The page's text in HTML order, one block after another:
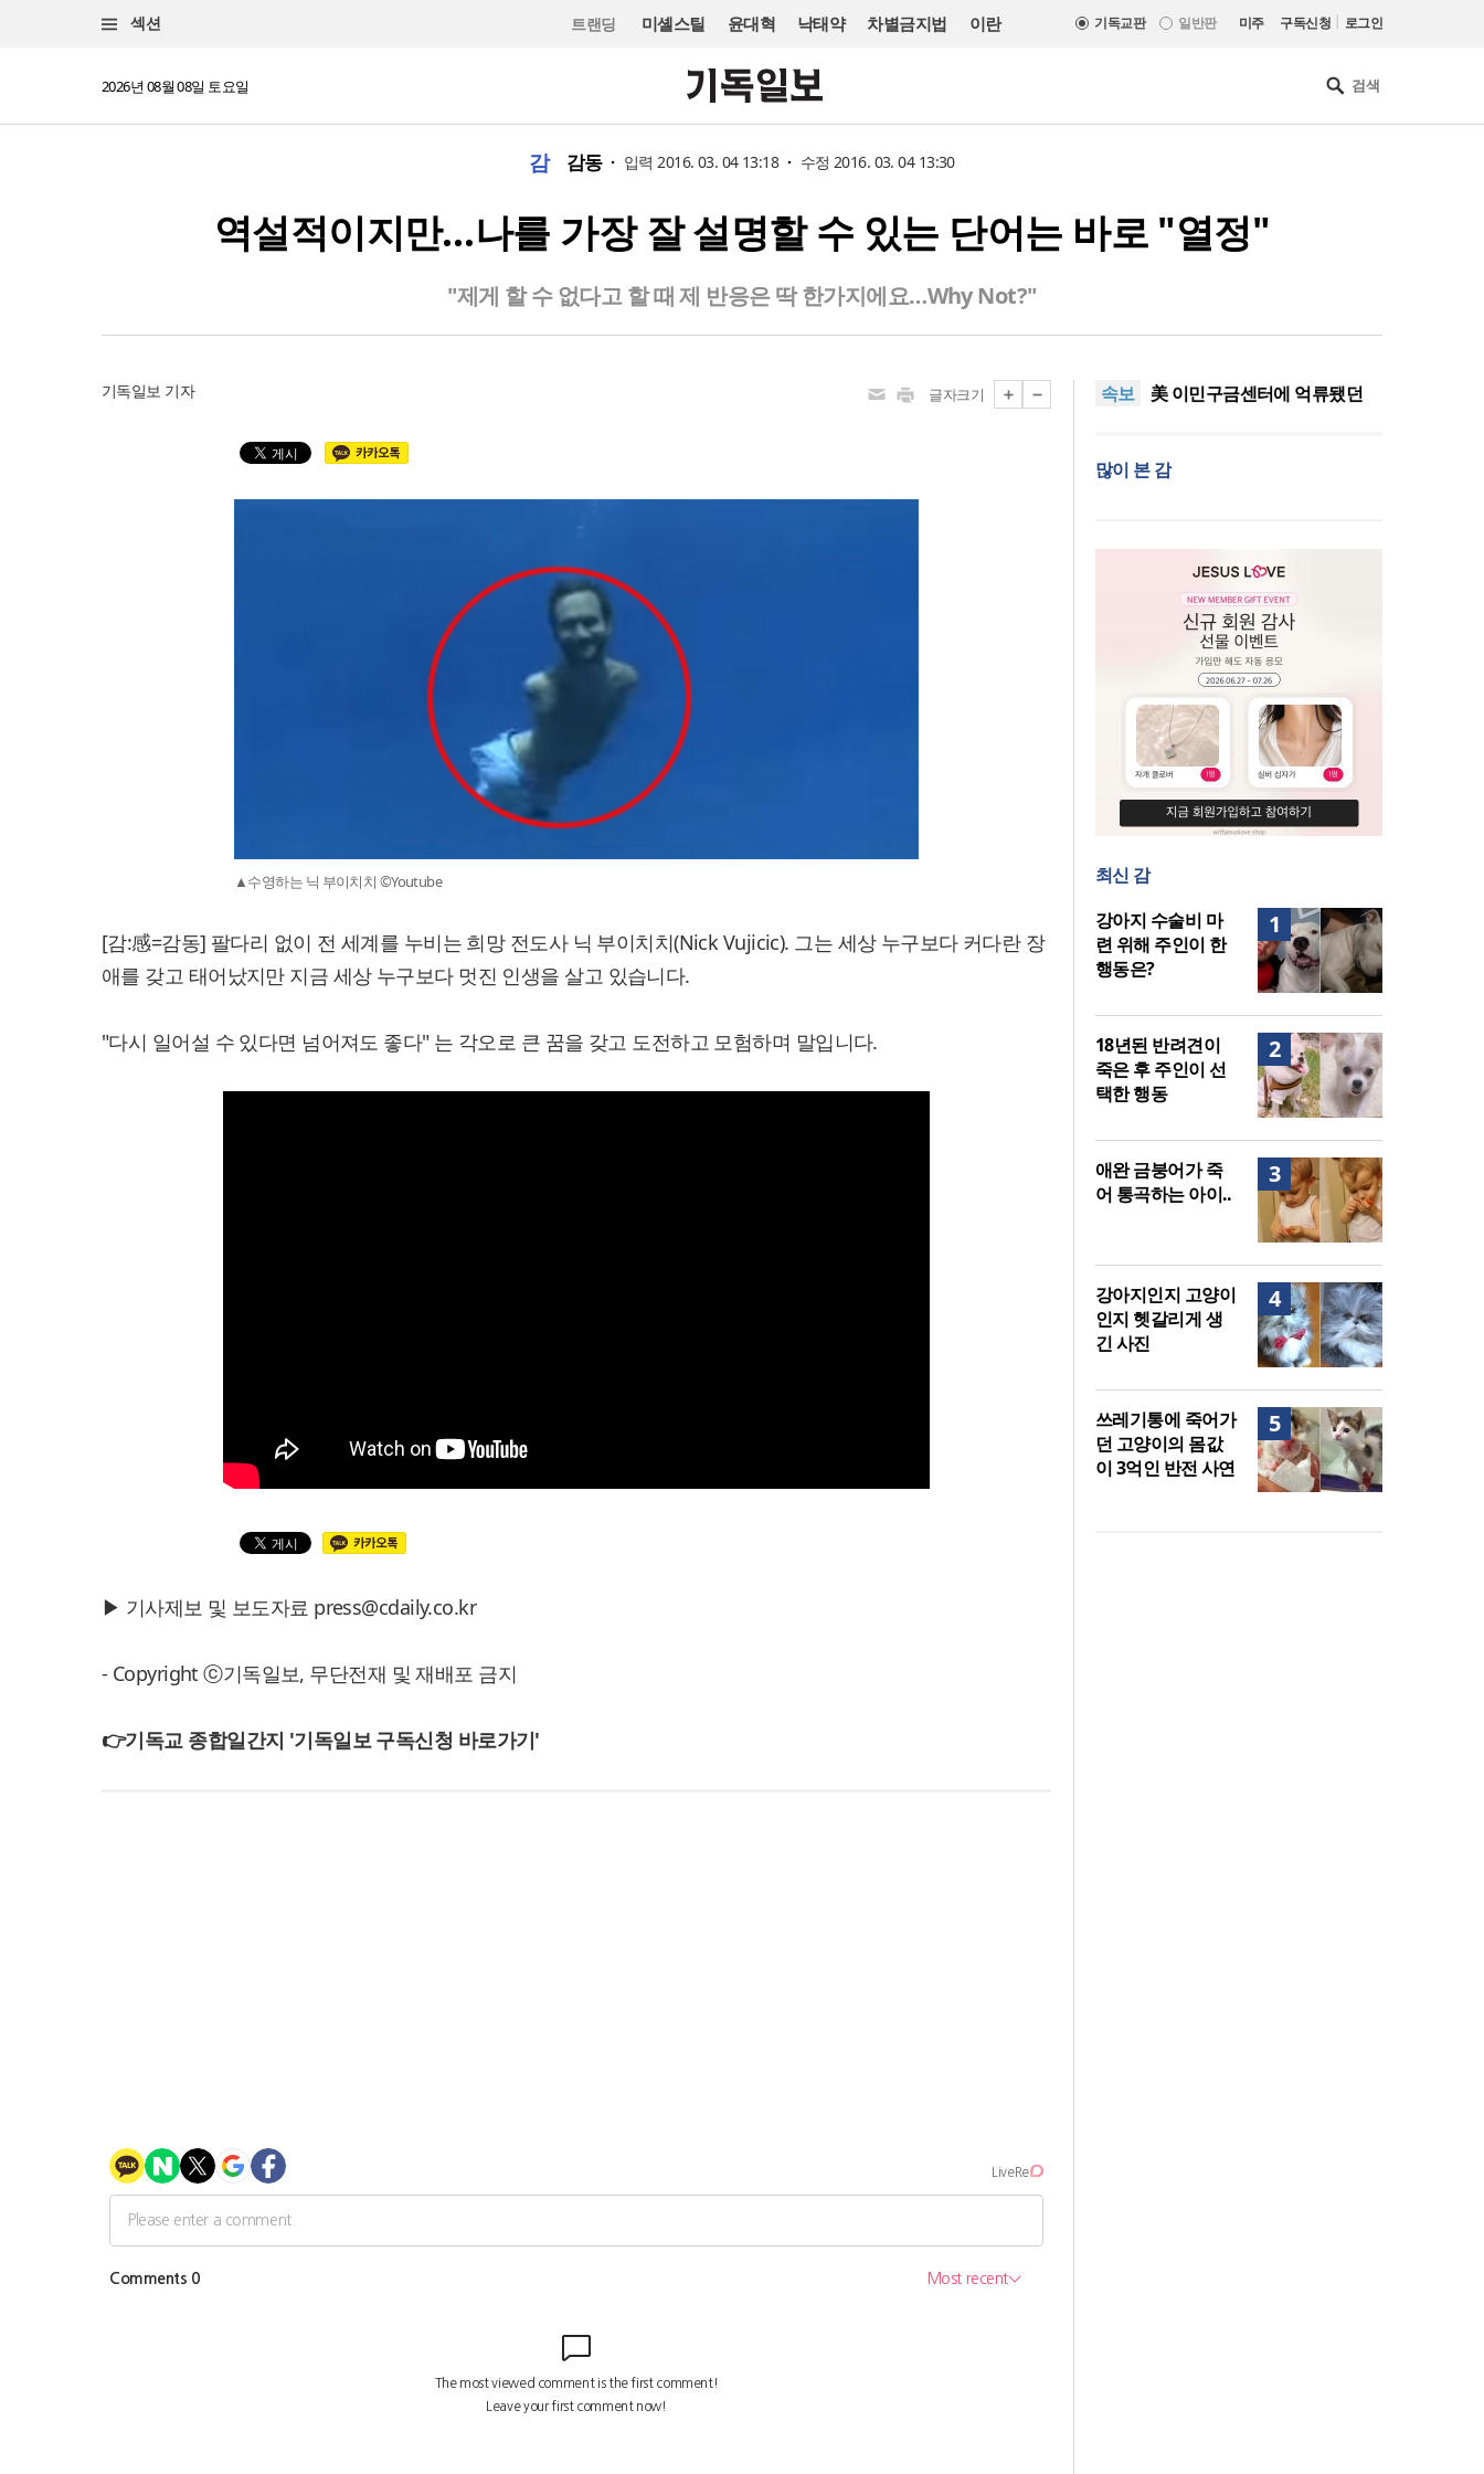
섹션 트랜딩 미셸스틸 윤대혁 낙태약 차별금지법 이란 기독교판 일반판 미주 구독신청 | 로그인
2026년 08월 08일 토요일
감 감동 입력 2016. 03. 04 13:18 수정 2016. 03. 04 13:30
역설적이지만…나를 가장 잘 설명할 수 있는 단어는 바로 "열정"
"제게 할 수 없다고 할 때 제 반응은 딱 한가지에요…Why Not?"
기독일보 기자 글자크기
▲수영하는 닉 부이치치 ©Youtube
[감:感=감동] 팔다리 없이 전 세계를 누비는 희망 전도사 닉 부이치치(Nick Vujicic). 그는 세상 누구보다 커다란 장
애를 갖고 태어났지만 지금 세상 누구보다 멋진 인생을 살고 있습니다.
"다시 일어설 수 있다면 넘어져도 좋다" 는 각오로 큰 꿈을 갖고 도전하고 모험하며 말입니다.
▶ 기사제보 및 보도자료 press@cdaily.co.kr
- Copyright ⓒ기독일보, 무단전재 및 재배포 금지
👉기독교 종합일간지 '기독일보 구독신청 바로가기'
속보
인도 마하라슈트라주 개종 금
발
이드 대학 캠퍼스 영구 사용 승
美 이민구금센터에 억류됐던
진다”
신이 주도”
인도 마하라슈트라주 개종 금
인… 장기 개발 기반 확보
많이 본 감
최신 감
1
강아지 수술비 마
련 위해 주인이 한
행동은?
2
18년된 반려견이
죽은 후 주인이 선
택한 행동
3
애완 금붕어가 죽
어 통곡하는 아이..
4
강아지인지 고양이
인지 헷갈리게 생
긴 사진
5
쓰레기통에 죽어가
던 고양이의 몸값
이 3억인 반전 사연